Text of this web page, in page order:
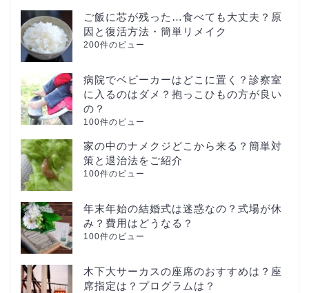
ご飯に芯が残った…食べても大丈夫？原
因と復活方法・簡単リメイク
200件のビュー
病院でベビーカーはどこに置く？診察室
に入るのはダメ？抱っこひもの方が良い
の？
100件のビュー
家の中のナメクジどこから来る？簡単対
策と退治法をご紹介
100件のビュー
年末年始の結婚式は迷惑なの？式場が休
み？費用はどうなる？
100件のビュー
木下大サーカスの座席のおすすめは？座
席指定は？プログラムは？